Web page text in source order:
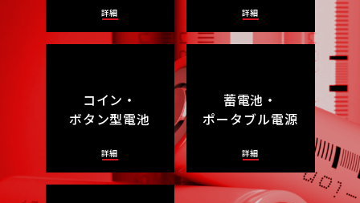
詳細 詳細
コイン・
ボタン型電池
詳細
蓄電池・
ポータブル電源
詳細